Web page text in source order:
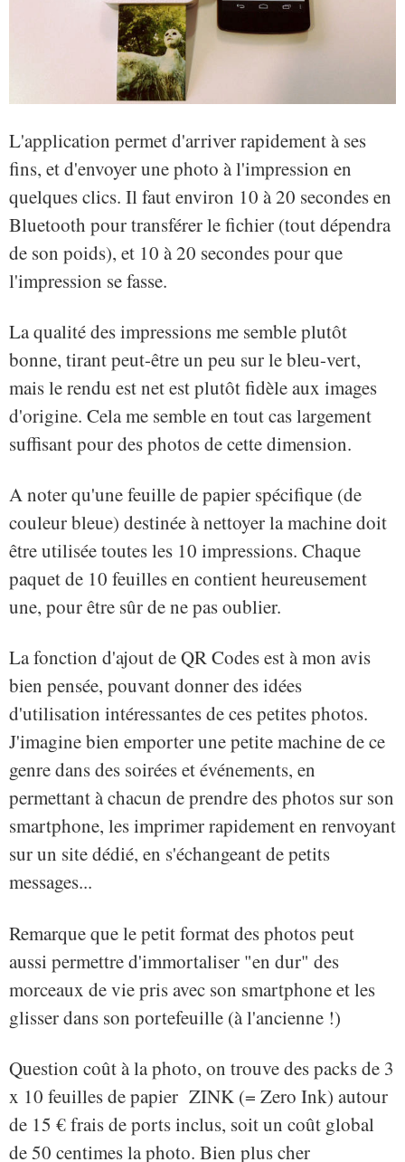
L'application permet d'arriver rapidement à ses
fins, et d'envoyer une photo à l'impression en
quelques clics. Il faut environ 10 à 20 secondes en
Bluetooth pour transférer le fichier (tout dépendra
de son poids), et 10 à 20 secondes pour que
l'impression se fasse.
La qualité des impressions me semble plutôt
bonne, tirant peut-être un peu sur le bleu-vert,
mais le rendu est net est plutôt fidèle aux images
d'origine. Cela me semble en tout cas largement
suffisant pour des photos de cette dimension.
A noter qu'une feuille de papier spécifique (de
couleur bleue) destinée à nettoyer la machine doit
être utilisée toutes les 10 impressions. Chaque
paquet de 10 feuilles en contient heureusement
une, pour être sûr de ne pas oublier.
La fonction d'ajout de QR Codes est à mon avis
bien pensée, pouvant donner des idées
d'utilisation intéressantes de ces petites photos.
J'imagine bien emporter une petite machine de ce
genre dans des soirées et événements, en
permettant à chacun de prendre des photos sur son
smartphone, les imprimer rapidement en renvoyant
sur un site dédié, en s'échangeant de petits
messages...
Remarque que le petit format des photos peut
aussi permettre d'immortaliser "en dur" des
morceaux de vie pris avec son smartphone et les
glisser dans son portefeuille (à l'ancienne !)
Question coût à la photo, on trouve des packs de 3
x 10 feuilles de papier ZINK (= Zero Ink) autour
de 15 € frais de ports inclus, soit un coût global
de 50 centimes la photo. Bien plus cher